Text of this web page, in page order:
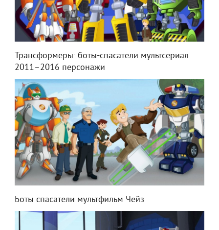
Трансформеры: боты-спасатели мультсериал
2011–2016 персонажи
Боты спасатели мультфильм Чейз